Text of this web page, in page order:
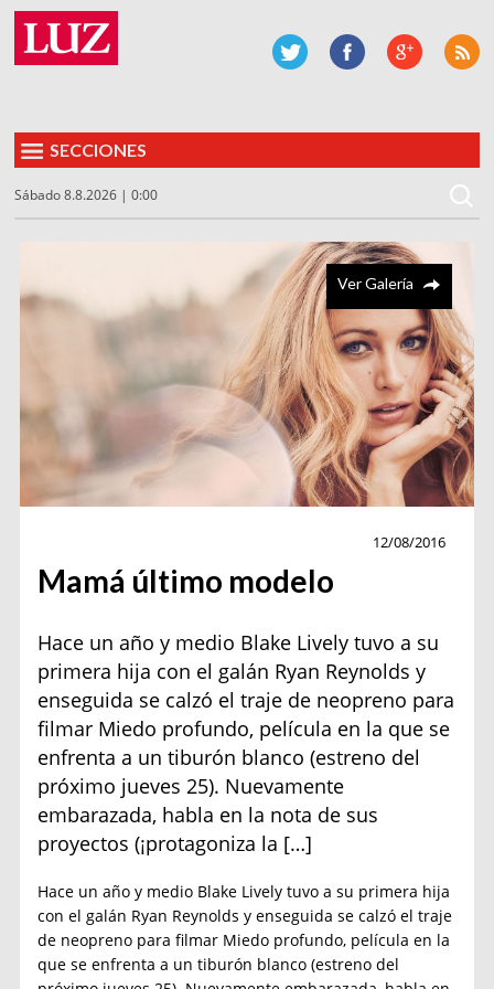
SECCIONES
Sábado 8.8.2026 | 0:00
Ver Galería
12/08/2016
Mamá último modelo
Hace un año y medio Blake Lively tuvo a su
primera hija con el galán Ryan Reynolds y
enseguida se calzó el traje de neopreno para
filmar Miedo profundo, película en la que se
enfrenta a un tiburón blanco (estreno del
próximo jueves 25). Nuevamente
embarazada, habla en la nota de sus
proyectos (¡protagoniza la […]
Hace un año y medio Blake Lively tuvo a su primera hija
con el galán Ryan Reynolds y enseguida se calzó el traje
de neopreno para filmar Miedo profundo, película en la
que se enfrenta a un tiburón blanco (estreno del